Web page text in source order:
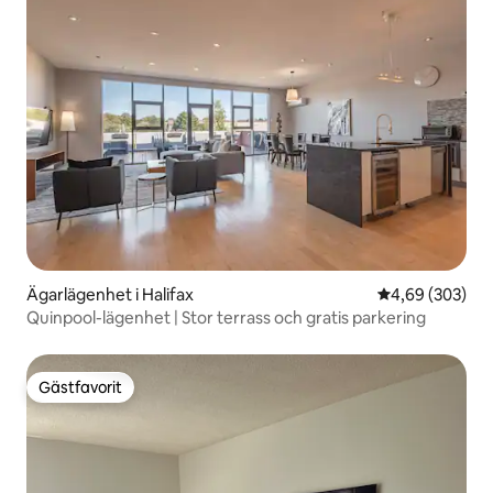
Ägarlägenhet i Halifax 4,69 av 5 i
4,69 (303)
Quinpool-lägenhet | Stor terrass och gratis parkering
Gästfavorit
Gästfavorit